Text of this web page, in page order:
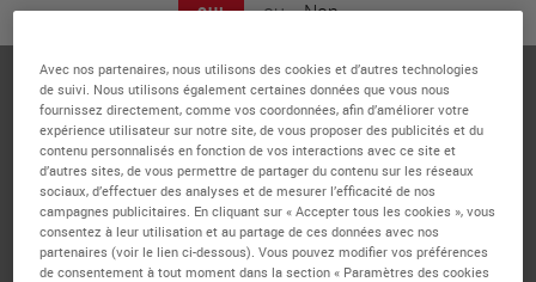
OUI ou Non
of Molecular Pathology at Mercy Health Systems,
Janesville, Wisconsin. He received his Doctor of
Osteopathic Medicine from Des Moines University. His
daily responsibilities involve anatomic, cytologic, and
clinical pathology in a community hospital and system
reference laboratory, with participation in tumor board
and medical education conferences. His areas of interest
include the development of immunohistochemistry panels
Avec nos partenaires, nous utilisons des cookies et d’autres technologies
de suivi. Nous utilisons également certaines données que vous nous
fournissez directement, comme vos coordonnées, afin d’améliorer votre
expérience utilisateur sur notre site, de vous proposer des publicités et du
contenu personnalisés en fonction de vos interactions avec ce site et
d’autres sites, de vous permettre de partager du contenu sur les réseaux
sociaux, d’effectuer des analyses et de mesurer l’efficacité de nos
campagnes publicitaires. En cliquant sur « Accepter tous les cookies », vous
consentez à leur utilisation et au partage de ces données avec nos
partenaires (voir le lien ci-dessous). Vous pouvez modifier vos préférences
de consentement à tout moment dans la section « Paramètres des cookies